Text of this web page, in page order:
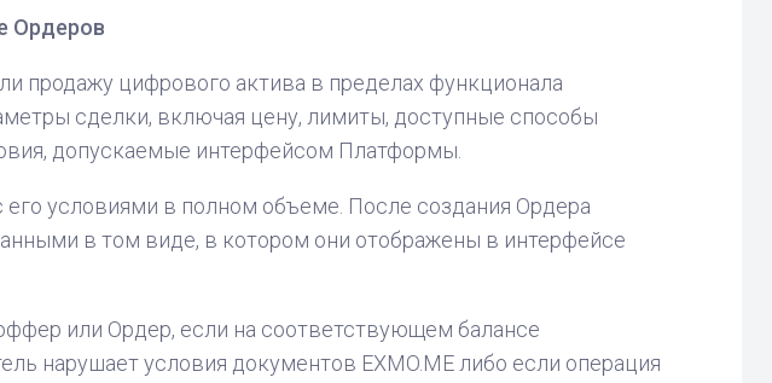
Ордеров
продажу цифрового актива в пределах функционала
сделки, включая цену, лимиты, доступные способы
допускаемые интерфейсом Платформы.
условиями в полном объеме. После создания Ордерa
в том виде, в котором они отображены в интерфейсе
или Ордер, если на соответствующем балансе
нарушает условия документов EXMO.ME либо если операция